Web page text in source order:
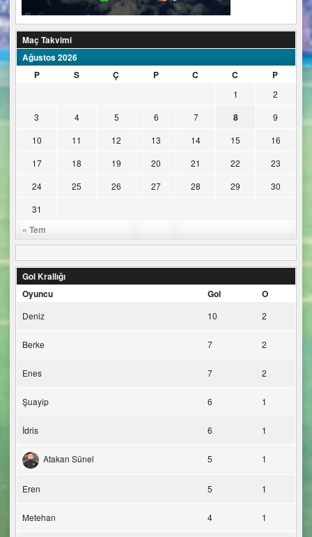
Maç Takvimi
Ağustos 2026
P
S Ç P C C P
« Tem
1
2
3
4 5 6 7 8
9
10
11 12 13 14 15
16
17
18 19 20 21 22
23
24
25 26 27 28 29
30
31
Gol Krallığı
Oyuncu
Gol O
Deniz 10 2
Berke 7 2
Enes 7 2
Şuayip 6 1
İdris 6 1
Atakan Sünel 5 1
Eren 5 1
Metehan 4 1